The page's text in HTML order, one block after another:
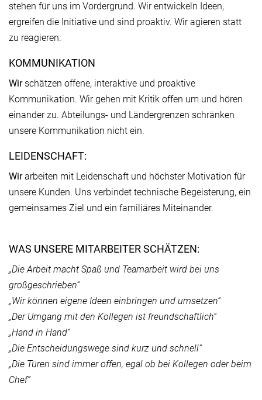
stehen für uns im Vordergrund. Wir entwickeln Ideen,
ergreifen die Initiative und sind proaktiv. Wir agieren statt
zu reagieren.
KOMMUNIKATION
Wirschätzen offene, interaktive und proaktive
Kommunikation. Wir gehen mit Kritik offen um und hören
einander zu. Abteilungs- und Ländergrenzen schränken
unsere Kommunikation nicht ein.
LEIDENSCHAFT:
Wirarbeiten mit Leidenschaft und höchster Motivation für
unsere Kunden. Uns verbindet technische Begeisterung, ein
gemeinsames Ziel und ein familiäres Miteinander.
WAS UNSERE MITARBEITER SCHÄTZEN:
„Die Arbeit macht Spaß und Teamarbeit wird bei uns
großgeschrieben“
„Wir können eigene Ideen einbringen und umsetzen“
„Der Umgang mit den Kollegen ist freundschaftlich“
„Hand in Hand“
„Die Entscheidungswege sind kurz und schnell“
„Die Türen sind immer offen, egal ob bei Kollegen oder beim
Chef“